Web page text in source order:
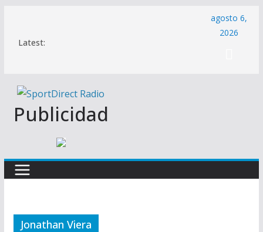
contenido
Latest:
agosto 6,
2026
Publicidad
Jonathan Viera